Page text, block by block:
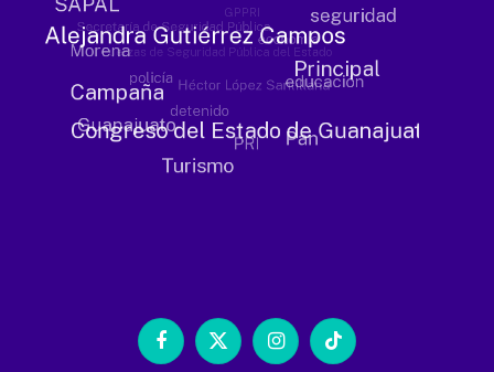
Facebook
X
InstagramTikTok